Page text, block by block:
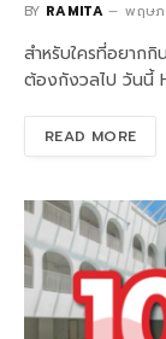
BY RAMITA พฤษภ
สำหรับใครที่อยากกิ
ต้องกังวลไป วันนี้
READ MORE